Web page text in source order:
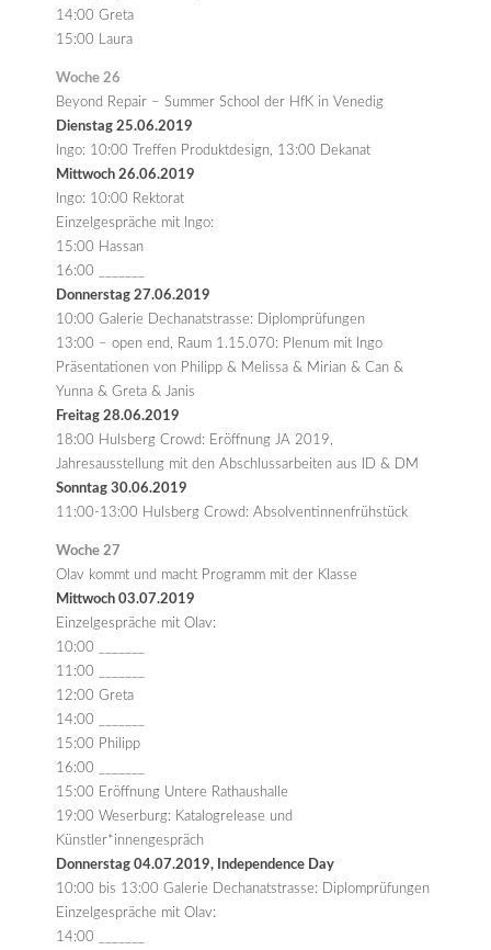
14:00 Greta
15:00 Laura
Woche 26
Beyond Repair – Summer School der HfK in Venedig
Dienstag 25.06.2019
Ingo: 10:00 Treffen Produktdesign, 13:00 Dekanat
Mittwoch 26.06.2019
Ingo: 10:00 Rektorat
Einzelgespräche mit Ingo:
15:00 Hassan
16:00 _______
Donnerstag 27.06.2019
10:00 Galerie Dechanatstrasse: Diplomprüfungen
13:00 – open end, Raum 1.15.070: Plenum mit Ingo
Präsentationen von Philipp & Melissa & Mirian & Can &
Yunna & Greta & Janis
Freitag 28.06.2019
18:00 Hulsberg Crowd: Eröffnung JA 2019,
Jahresausstellung mit den Abschlussarbeiten aus ID & DM
Sonntag 30.06.2019
11:00-13:00 Hulsberg Crowd: Absolventinnenfrühstück
Woche 27
Olav kommt und macht Programm mit der Klasse
Mittwoch 03.07.2019
Einzelgespräche mit Olav:
10:00 _______
11:00 _______
12:00 Greta
14:00 _______
15:00 Philipp
16:00 _______
15:00 Eröffnung Untere Rathaushalle
19:00 Weserburg: Katalogrelease und
Künstler*innengespräch
Donnerstag 04.07.2019, Independence Day
10:00 bis 13:00 Galerie Dechanatstrasse: Diplomprüfungen
Einzelgespräche mit Olav:
14:00 _______